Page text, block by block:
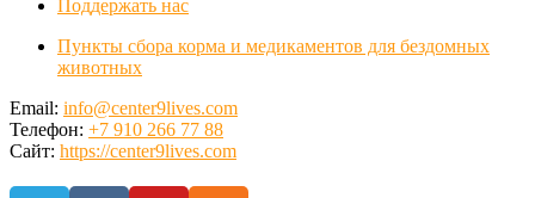
Поддержать нас
Пункты сбора корма и медикаментов для бездомных
животных
Email: info@center9lives.com
Телефон: +7 910 266 77 88
Сайт: https://center9lives.com